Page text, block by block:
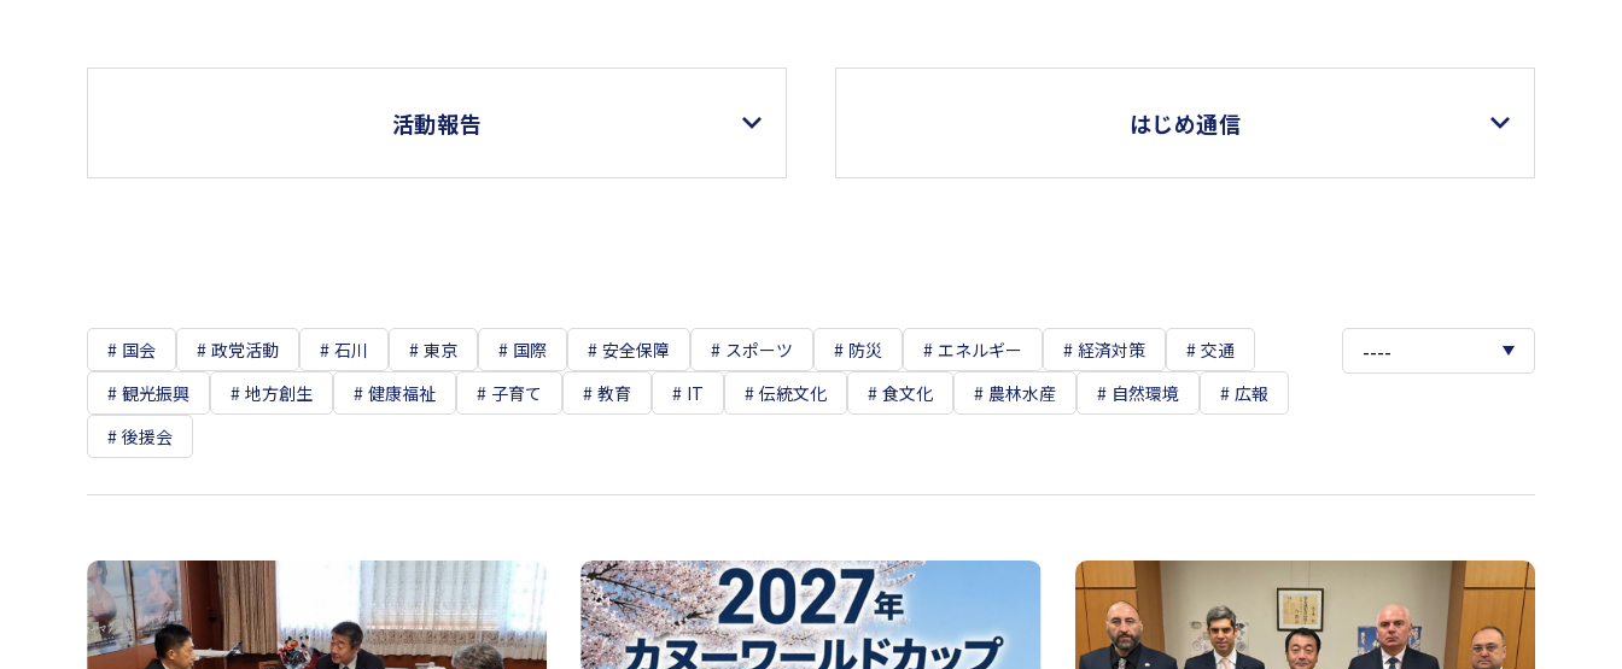
活動報告 はじめ通信
国会 政党活動 石川 東京 国際 安全保障 スポーツ 防災 エネルギー 経済対策
交通
観光振興
地方創生 健康福祉 子育て 教育 IT 伝統文化 食文化 農林水産 自然環境
広報
後援会